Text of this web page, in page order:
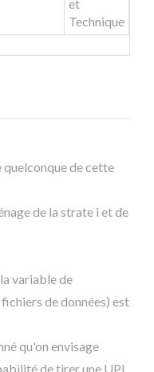
et
Technique
de cette
de la strate i et de
variable de
de données) est
qu'on envisage
de tirer une UPI